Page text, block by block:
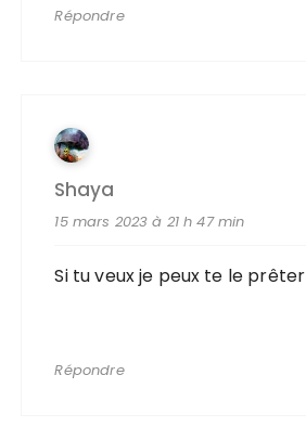
Répondre
Shaya
15 mars 2023 à 21 h 47 min
Si tu veux je peux te le prêter
Répondre